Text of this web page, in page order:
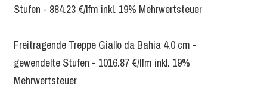
Stufen - 884.23 €/lfm inkl. 19% Mehrwertsteuer
Freitragende Treppe Giallo da Bahia 4,0 cm -
gewendelte Stufen - 1016.87 €/lfm inkl. 19%
Mehrwertsteuer